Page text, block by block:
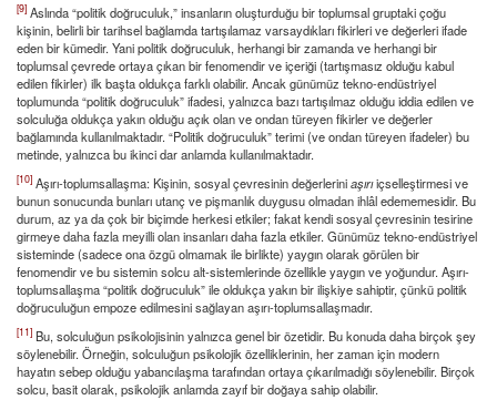
[9] Aslında “politik doğruculuk,” insanların oluşturduğu bir toplumsal gruptaki çoğu
kişinin, belirli bir tarihsel bağlamda tartışılamaz varsaydıkları fikirleri ve değerleri ifade
eden bir kümedir. Yani politik doğruculuk, herhangi bir zamanda ve herhangi bir
toplumsal çevrede ortaya çıkan bir fenomendir ve içeriği (tartışmasız olduğu kabul
edilen fikirler) ilk başta oldukça farklı olabilir. Ancak günümüz tekno-endüstriyel
toplumunda “politik doğruculuk” ifadesi, yalnızca bazı tartışılmaz olduğu iddia edilen ve
solculuğa oldukça yakın olduğu açık olan ve ondan türeyen fikirler ve değerler
bağlamında kullanılmaktadır. “Politik doğruculuk” terimi (ve ondan türeyen ifadeler) bu
metinde, yalnızca bu ikinci dar anlamda kullanılmaktadır.
[10] Aşırı-toplumsallaşma: Kişinin, sosyal çevresinin değerleriniaşırıiçselleştirmesi ve
bunun sonucunda bunları utanç ve pişmanlık duygusu olmadan ihlâl edememesidir. Bu
durum, az ya da çok bir biçimde herkesi etkiler; fakat kendi sosyal çevresinin tesirine
girmeye daha fazla meyilli olan insanları daha fazla etkiler. Günümüz tekno-endüstriyel
sisteminde (sadece ona özgü olmamak ile birlikte) yaygın olarak görülen bir
fenomendir ve bu sistemin solcu alt-sistemlerinde özellikle yaygın ve yoğundur. Aşırı-
toplumsallaşma “politik doğruculuk” ile oldukça yakın bir ilişkiye sahiptir, çünkü politik
doğruculuğun empoze edilmesini sağlayan aşırı-toplumsallaşmadır.
[11] Bu, solculuğun psikolojisinin yalnızca genel bir özetidir. Bu konuda daha birçok şey
söylenebilir. Örneğin, solculuğun psikolojik özelliklerinin, her zaman için modern
hayatın sebep olduğu yabancılaşma tarafından ortaya çıkarılmadığı söylenebilir. Birçok
solcu, basit olarak, psikolojik anlamda zayıf bir doğaya sahip olabilir.